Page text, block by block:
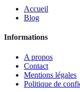
Accueil
Blog
Informations
A propos
Contact
Mentions légales
Politique de